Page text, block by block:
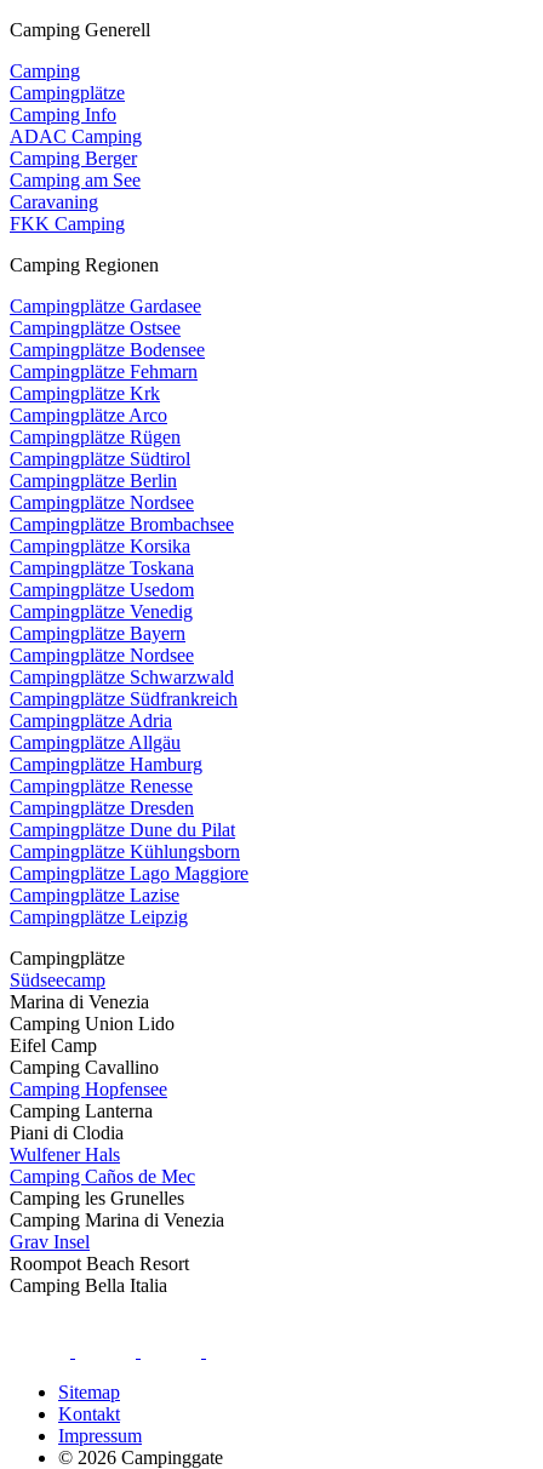
Camping Generell
Camping
Campingplätze
Camping Info
ADAC Camping
Camping Berger
Camping am See
Caravaning
FKK Camping
Camping Regionen
Campingplätze Gardasee
Campingplätze Ostsee
Campingplätze Bodensee
Campingplätze Fehmarn
Campingplätze Krk
Campingplätze Arco
Campingplätze Rügen
Campingplätze Südtirol
Campingplätze Berlin
Campingplätze Nordsee
Campingplätze Brombachsee
Campingplätze Korsika
Campingplätze Toskana
Campingplätze Usedom
Campingplätze Venedig
Campingplätze Bayern
Campingplätze Nordsee
Campingplätze Schwarzwald
Campingplätze Südfrankreich
Campingplätze Adria
Campingplätze Allgäu
Campingplätze Hamburg
Campingplätze Renesse
Campingplätze Dresden
Campingplätze Dune du Pilat
Campingplätze Kühlungsborn
Campingplätze Lago Maggiore
Campingplätze Lazise
Campingplätze Leipzig
Campingplätze
Südseecamp
Marina di Venezia
Camping Union Lido
Eifel Camp
Camping Cavallino
Camping Hopfensee
Camping Lanterna
Piani di Clodia
Wulfener Hals
Camping Caños de Mec
Camping les Grunelles
Camping Marina di Venezia
Grav Insel
Roompot Beach Resort
Camping Bella Italia
Sitemap
Kontakt
Impressum
© 2026 Campinggate